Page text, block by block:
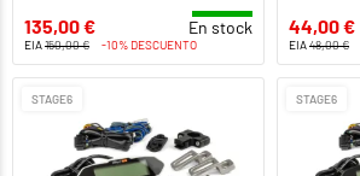
135,00 € En stock
EIA150,00 € -10% DESCUENTO
44,00 €
EIA48,00 €
STAGE6 STAGE6